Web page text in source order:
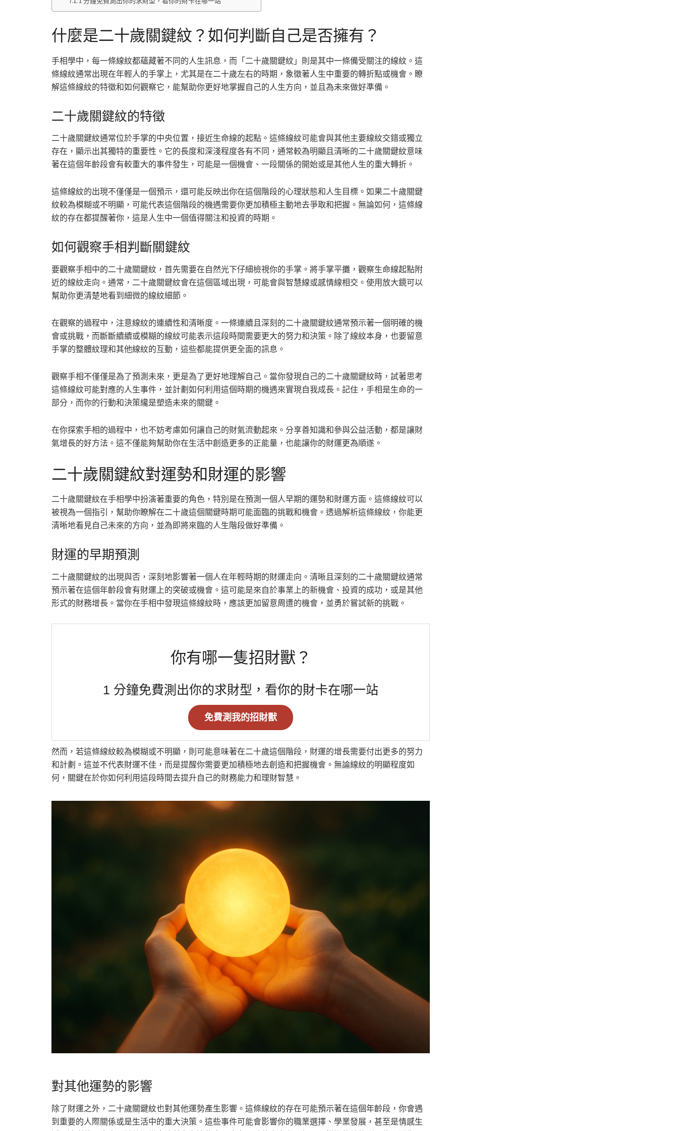
什麼是二十歲關鍵紋？如何判斷自己是否擁有？
手相學中，每一條線紋都蘊藏著不同的人生訊息，而「二十歲關鍵紋」則是其中一條備受關注的線紋。這
條線紋通常出現在年輕人的手掌上，尤其是在二十歲左右的時期，象徵著人生中重要的轉折點或機會。瞭
解這條線紋的特徵和如何觀察它，能幫助你更好地掌握自己的人生方向，並且為未來做好準備。
二十歲關鍵紋的特徵
二十歲關鍵紋通常位於手掌的中央位置，接近生命線的起點。這條線紋可能會與其他主要線紋交錯或獨立
存在，顯示出其獨特的重要性。它的長度和深淺程度各有不同，通常較為明顯且清晰的二十歲關鍵紋意味
著在這個年齡段會有較重大的事件發生，可能是一個機會、一段關係的開始或是其他人生的重大轉折。
這條線紋的出現不僅僅是一個預示，還可能反映出你在這個階段的心理狀態和人生目標。如果二十歲關鍵
紋較為模糊或不明顯，可能代表這個階段的機遇需要你更加積極主動地去爭取和把握。無論如何，這條線
紋的存在都提醒著你，這是人生中一個值得關注和投資的時期。
如何觀察手相判斷關鍵紋
要觀察手相中的二十歲關鍵紋，首先需要在自然光下仔細檢視你的手掌。將手掌平攤，觀察生命線起點附
近的線紋走向。通常，二十歲關鍵紋會在這個區域出現，可能會與智慧線或感情線相交。使用放大鏡可以
幫助你更清楚地看到細微的線紋細節。
在觀察的過程中，注意線紋的連續性和清晰度。一條連續且深刻的二十歲關鍵紋通常預示著一個明確的機
會或挑戰，而斷斷續續或模糊的線紋可能表示這段時間需要更大的努力和決策。除了線紋本身，也要留意
手掌的整體紋理和其他線紋的互動，這些都能提供更全面的訊息。
觀察手相不僅僅是為了預測未來，更是為了更好地理解自己。當你發現自己的二十歲關鍵紋時，試著思考
這條線紋可能對應的人生事件，並計劃如何利用這個時期的機遇來實現自我成長。記住，手相是生命的一
部分，而你的行動和決策纔是塑造未來的關鍵。
在你探索手相的過程中，也不妨考慮如何讓自己的財氣流動起來。分享善知識和參與公益活動，都是讓財
氣增長的好方法。這不僅能夠幫助你在生活中創造更多的正能量，也能讓你的財運更為順遂。
二十歲關鍵紋對運勢和財運的影響
二十歲關鍵紋在手相學中扮演著重要的角色，特別是在預測一個人早期的運勢和財運方面。這條線紋可以
被視為一個指引，幫助你瞭解在二十歲這個關鍵時期可能面臨的挑戰和機會。透過解析這條線紋，你能更
清晰地看見自己未來的方向，並為即將來臨的人生階段做好準備。
財運的早期預測
二十歲關鍵紋的出現與否，深刻地影響著一個人在年輕時期的財運走向。清晰且深刻的二十歲關鍵紋通常
預示著在這個年齡段會有財運上的突破或機會。這可能是來自於事業上的新機會、投資的成功，或是其他
形式的財務增長。當你在手相中發現這條線紋時，應該更加留意周遭的機會，並勇於嘗試新的挑戰。
你有哪一隻招財獸？
1 分鐘免費測出你的求財型，看你的財卡在哪一站
免費測我的招財獸
然而，若這條線紋較為模糊或不明顯，則可能意味著在二十歲這個階段，財運的增長需要付出更多的努力
和計劃。這並不代表財運不佳，而是提醒你需要更加積極地去創造和把握機會。無論線紋的明顯程度如
何，關鍵在於你如何利用這段時間去提升自己的財務能力和理財智慧。
對其他運勢的影響
除了財運之外，二十歲關鍵紋也對其他運勢產生影響。這條線紋的存在可能預示著在這個年齡段，你會遇
到重要的人際關係或是生活中的重大決策。這些事件可能會影響你的職業選擇、學業發展，甚至是情感生